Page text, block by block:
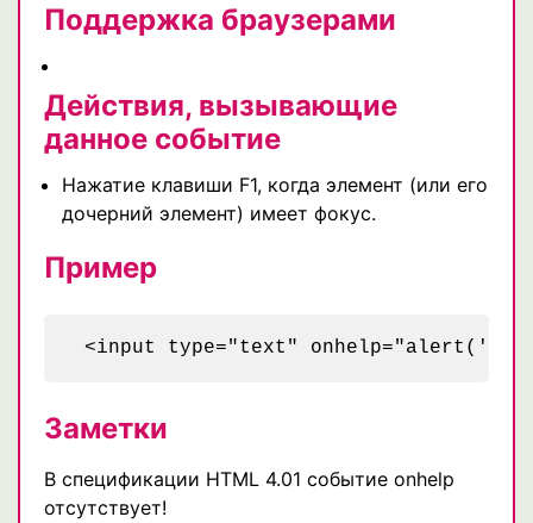
Поддержка браузерами
Действия, вызывающие
данное событие
Нажатие клавиши F1, когда элемент (или его
дочерний элемент) имеет фокус.
Пример
<input type="text" onhelp="alert('Вам
Заметки
В спецификации HTML 4.01 событие onhelp
отсутствует!